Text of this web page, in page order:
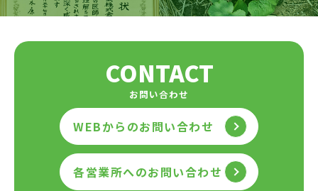
CONTACT
お問い合わせ
WEBからのお問い合わせ
各営業所へのお問い合わせ